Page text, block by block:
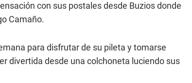
con sus postales desde Buzios donde
Camaño.
para disfrutar de su pileta y tomarse
divertida desde una colchoneta luciendo sus